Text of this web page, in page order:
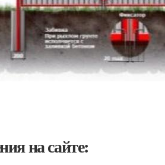
на сайте: